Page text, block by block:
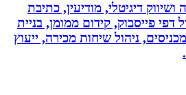
דיגיטלי, מודיעין, כתיבת
קידום ממומן, בניית
ניהול שיחות מכירה, ייעוץ